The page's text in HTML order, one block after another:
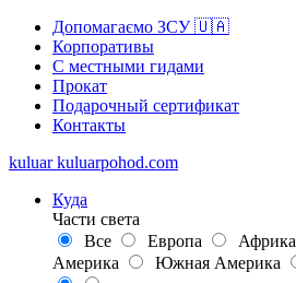
Допомагаємо ЗСУ 🇺🇦
Корпоративы
С местными гидами
Прокат
Подарочный сертификат
Контакты
kuluar kuluarpohod.com
Куда
Части света
Все
Европа Африка
Америка
Южная Америка